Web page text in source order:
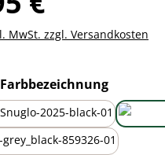
MwSt. zzgl. Versandkosten